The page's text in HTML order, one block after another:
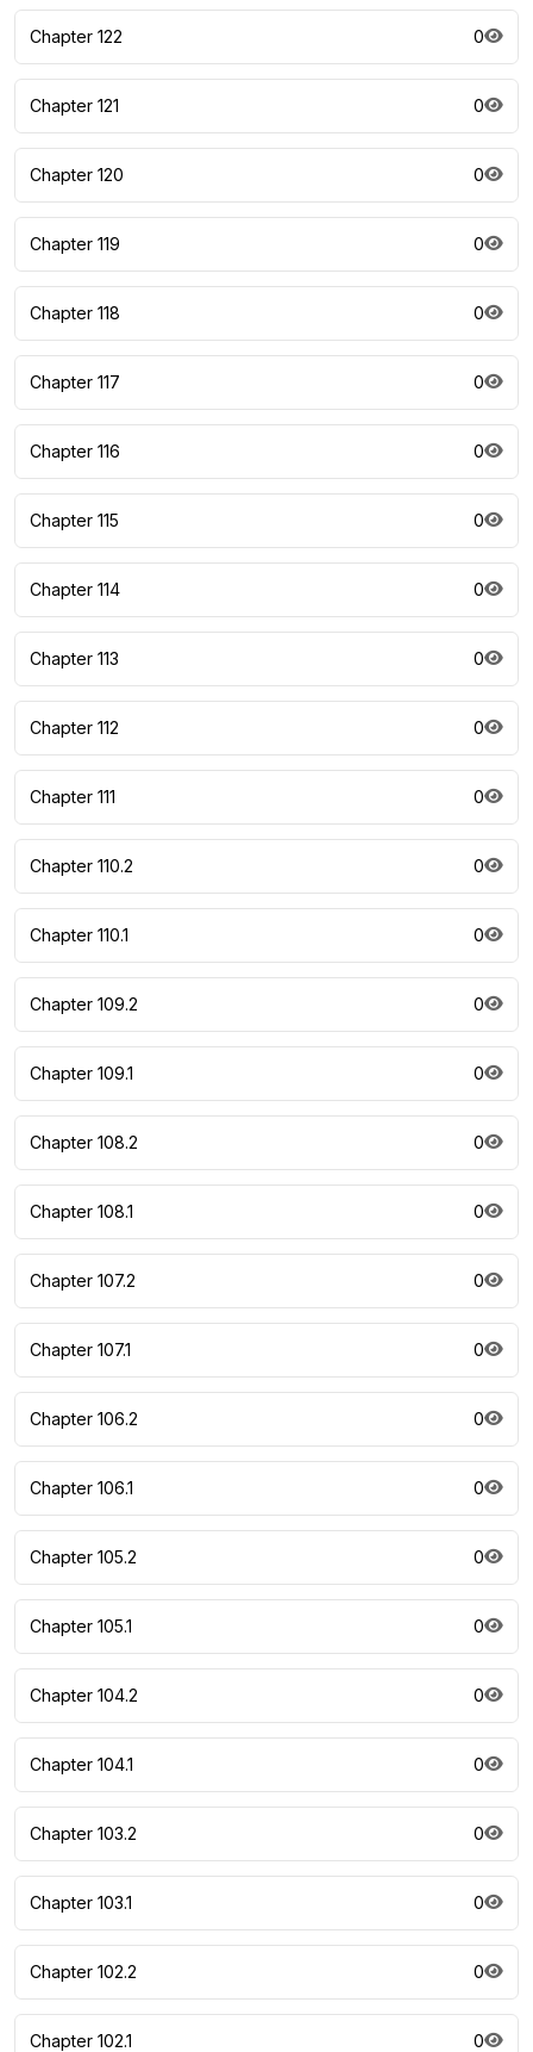
Chapter 122 0
Chapter 121 0
Chapter 120 0
Chapter 119 0
Chapter 118 0
Chapter 117 0
Chapter 116 0
Chapter 115 0
Chapter 114 0
Chapter 113 0
Chapter 112 0
Chapter 111 0
Chapter 110.2 0
Chapter 110.1 0
Chapter 109.2 0
Chapter 109.1 0
Chapter 108.2 0
Chapter 108.1 0
Chapter 107.2 0
Chapter 107.1 0
Chapter 106.2 0
Chapter 106.1 0
Chapter 105.2 0
Chapter 105.1 0
Chapter 104.2 0
Chapter 104.1 0
Chapter 103.2 0
Chapter 103.1 0
Chapter 102.2 0
Chapter 102.1 0